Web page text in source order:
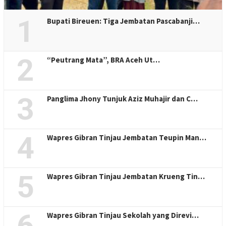
1 Bupati Bireuen: Tiga Jembatan Pascabanji…
2 “Peutrang Mata”, BRA Aceh Ut…
3 Panglima Jhony Tunjuk Aziz Muhajir dan C…
4 Wapres Gibran Tinjau Jembatan Teupin Man…
5 Wapres Gibran Tinjau Jembatan Krueng Tin…
Wapres Gibran Tinjau Sekolah yang Direvi…